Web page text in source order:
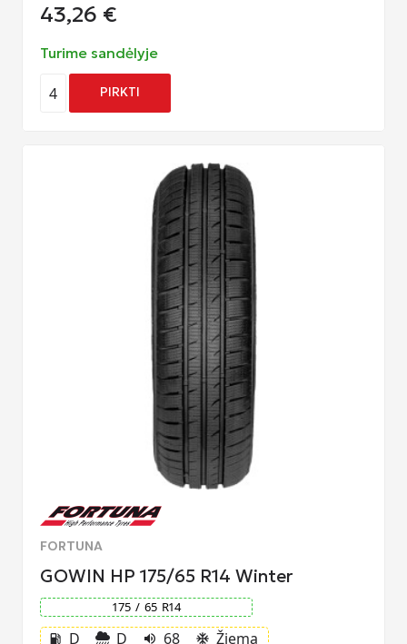
43,26 €
Turime sandėlyje
4 PIRKTI
FORTUNA
GOWIN HP 175/65 R14 Winter
175 / 65 R14
local_gas_station D D volume_up 68 ac_unit Žiema